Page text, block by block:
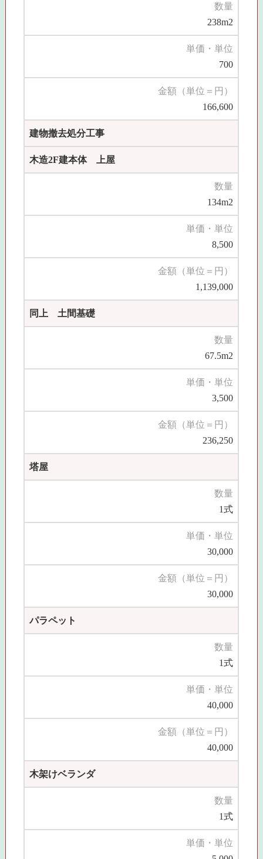
数量
238m2
単価・単位
700
金額（単位＝円）
166,600
建物撤去処分工事
木造2F建本体 上屋
数量
134m2
単価・単位
8,500
金額（単位＝円）
1,139,000
同上 土間基礎
数量
67.5m2
単価・単位
3,500
金額（単位＝円）
236,250
塔屋
数量
1式
単価・単位
30,000
金額（単位＝円）
30,000
パラペット
数量
1式
単価・単位
40,000
金額（単位＝円）
40,000
木架けベランダ
数量
1式
単価・単位